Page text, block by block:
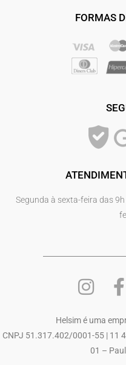
FORMAS
Segunda à sexta-feira das
Helsim é uma
CNPJ 51.317.402/0001-55 | 11
01 –